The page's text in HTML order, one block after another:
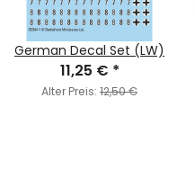
German Decal Set (LW)
11,25 € *
Alter Preis: 12,50 €